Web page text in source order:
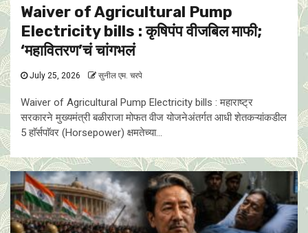
Waiver of Agricultural Pump
Electricity bills : कृषिपंप वीजबिल माफी;
‘महावितरण’चं चांगभलं
July 25, 2026 सुनील एम. चरपे
Waiver of Agricultural Pump Electricity bills : महाराष्ट्र
सरकारने मुख्यमंत्री बळीराजा मोफत वीज योजनेअंतर्गत आधी शेतकऱ्यांकडील
5 हाॅर्सपाॅवर (Horsepower) क्षमतेच्या...